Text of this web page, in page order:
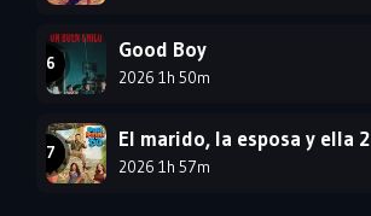
Good Boy
2026 1h 50m
El marido, la esposa y ella 2
2026 1h 57m